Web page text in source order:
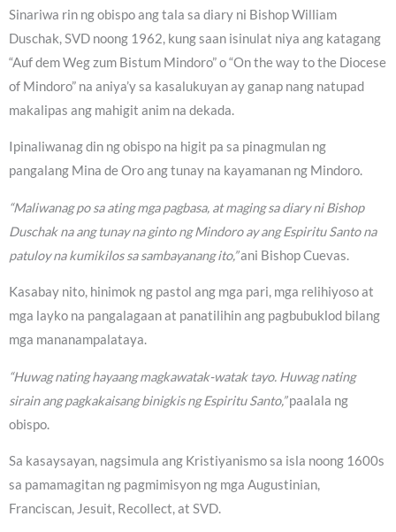
Sinariwa rin ng obispo ang tala sa diary ni Bishop William
Duschak, SVD noong 1962, kung saan isinulat niya ang katagang
“Auf dem Weg zum Bistum Mindoro” o “On the way to the Diocese
of Mindoro” na aniya’y sa kasalukuyan ay ganap nang natupad
makalipas ang mahigit anim na dekada.
Ipinaliwanag din ng obispo na higit pa sa pinagmulan ng
pangalang Mina de Oro ang tunay na kayamanan ng Mindoro.
“Maliwanag po sa ating mga pagbasa, at maging sa diary ni Bishop
Duschak na ang tunay na ginto ng Mindoro ay ang Espiritu Santo na
patuloy na kumikilos sa sambayanang ito,”ani Bishop Cuevas.
Kasabay nito, hinimok ng pastol ang mga pari, mga relihiyoso at
mga layko na pangalagaan at panatilihin ang pagbubuklod bilang
mga mananampalataya.
“Huwag nating hayaang magkawatak-watak tayo. Huwag nating
sirain ang pagkakaisang binigkis ng Espiritu Santo,”paalala ng
obispo.
Sa kasaysayan, nagsimula ang Kristiyanismo sa isla noong 1600s
sa pamamagitan ng pagmimisyon ng mga Augustinian,
Franciscan, Jesuit, Recollect, at SVD.